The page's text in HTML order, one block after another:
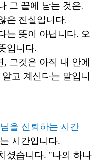
그 끝에 남는 것은,
은 진실입니다.
는 뜻이 아닙니다. 오
입니다.
그것은 아직 내 안에
고 계신다는 말입니
을 신뢰하는 시간
시간입니다.
셨습니다. "나의 하나